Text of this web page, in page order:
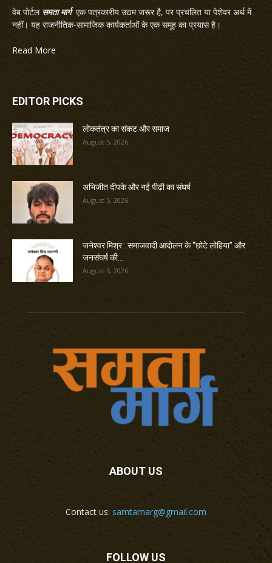
वेब पोर्टल समता मार्गएक पत्रकारीय उद्यम जरूर है, पर प्रचलित या पेशेवर अर्थ में
नहीं। यह राजनीतिक-सामाजिक कार्यकर्ताओं के एक समूह का प्रयास है।
Read More
EDITOR PICKS
लोकतंत्र का संकट और समाज
August 5, 2026
अभिजीत दीपके और नई पीढ़ी का संघर्ष
August 5, 2026
जनेश्वर मिश्र : समाजवादी आंदोलन के “छोटे लोहिया” और
जनसंघर्ष की...
August 5, 2026
ABOUT US
Contact us: samtamarg@gmail.com
FOLLOW US